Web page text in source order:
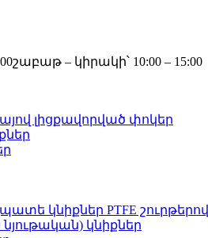
շաբաթ – կիրակի՝ 10:00 – 15:00
լիցքավորված փոկեր
կնիքներ PTFE շուրթերով
կնիքներ